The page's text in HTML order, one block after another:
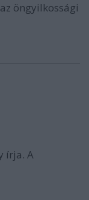
öngyilkossági
írja. A